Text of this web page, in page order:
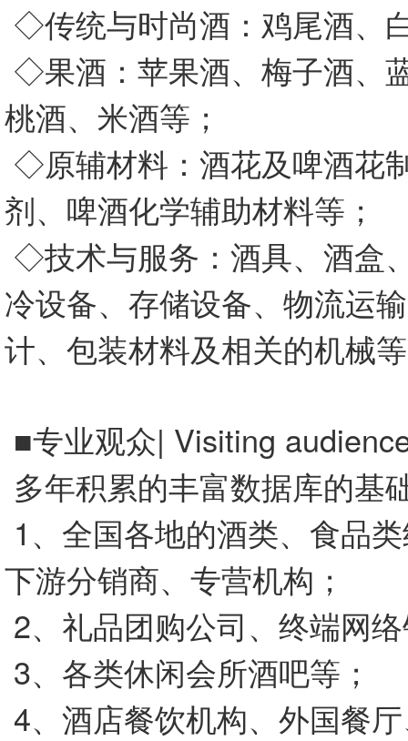
◇传统与时尚酒：鸡尾酒、
◇果酒：苹果酒、梅子酒、
桃酒、米酒等；
◇原辅材料：酒花及啤酒花
剂、啤酒化学辅助材料等；
◇技术与服务：酒具、酒盒
冷设备、存储设备、物流运
计、包装材料及相关的机械
■专业观众| Visiting
多年积累的丰富数据库的基
1、全国各地的酒类、食品
下游分销商、专营机构；
2、礼品团购公司、终端网
3、各类休闲会所酒吧等；
4、酒店餐饮机构、外国餐